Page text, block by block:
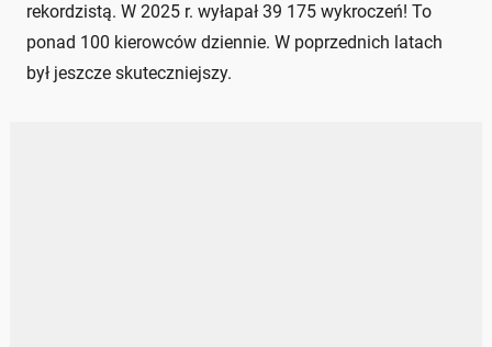
rekordzistą. W 2025 r. wyłapał 39 175 wykroczeń! To
ponad 100 kierowców dziennie. W poprzednich latach
był jeszcze skuteczniejszy.